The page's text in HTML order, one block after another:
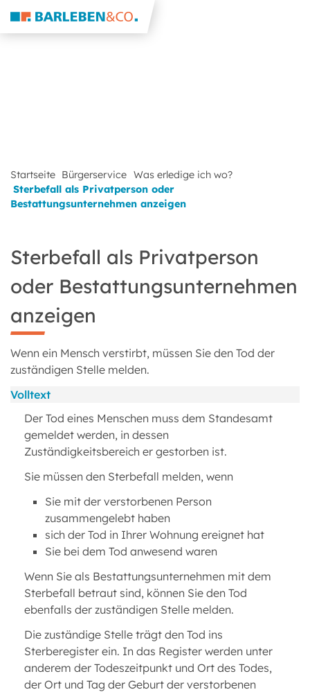
Startseite Bürgerservice Was erledige ich wo?
Sterbefall als Privatperson oder
Bestattungsunternehmen anzeigen
Sterbefall als Privatperson
oder Bestattungsunternehmen
anzeigen
Wenn ein Mensch verstirbt, müssen Sie den Tod der
zuständigen Stelle melden.
Volltext
Der Tod eines Menschen muss dem Standesamt
gemeldet werden, in dessen
Zuständigkeitsbereich er gestorben ist.
Sie müssen den Sterbefall melden, wenn
Sie mit der verstorbenen Person
zusammengelebt haben
sich der Tod in Ihrer Wohnung ereignet hat
Sie bei dem Tod anwesend waren
Wenn Sie als Bestattungsunternehmen mit dem
Sterbefall betraut sind, können Sie den Tod
ebenfalls der zuständigen Stelle melden.
Die zuständige Stelle trägt den Tod ins
Sterberegister ein. In das Register werden unter
anderem der Todeszeitpunkt und Ort des Todes,
der Ort und Tag der Geburt der verstorbenen